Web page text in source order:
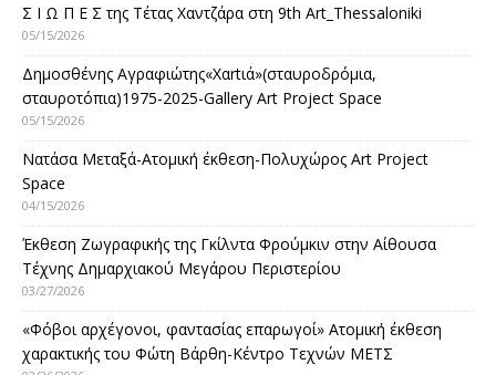
Σ Ι Ω Π Ε Σ της Τέτας Χαντζάρα στη 9th Art_Thessaloniki
05/15/2026
Δημοσθένης Αγραφιώτης«Xαrtιά»(σταυροδρόμια,
σταυροτόπια)1975-2025-Gallery Art Project Space
05/15/2026
Νατάσα Μεταξά-Ατομική έκθεση-Πολυχώρος Art Project
Space
04/15/2026
Έκθεση Ζωγραφικής της Γκίλντα Φρούμκιν στην Αίθουσα
Τέχνης Δημαρχιακού Μεγάρου Περιστερίου
03/27/2026
«Φόβοι αρχέγονοι, φαντασίας επαρωγοί» Ατομική έκθεση
χαρακτικής του Φώτη Βάρθη-Κέντρο Τεχνών ΜΕΤΣ